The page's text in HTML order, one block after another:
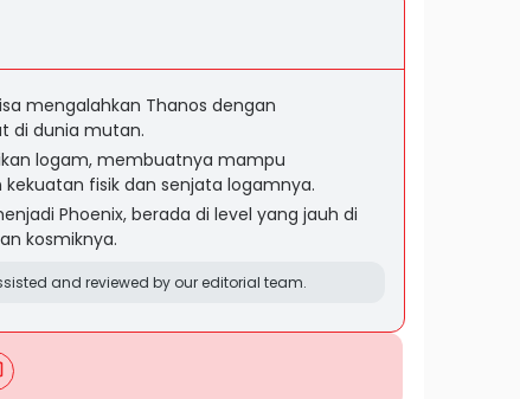
mengalahkan Thanos dengan
di dunia mutan.
logam, membuatnya mampu
fisik dan senjata logamnya.
Phoenix, berada di level yang jauh di
kosmiknya.
and reviewed by our editorial team.